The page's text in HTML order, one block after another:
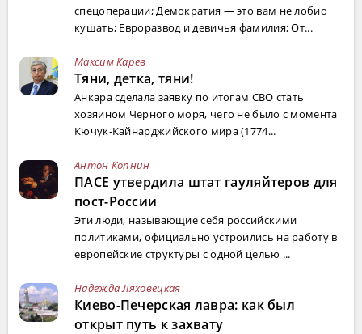
спецоперации; Демократия — это вам не лобио
кушать; Евроразвод и девичья фамилия; От...
Максим Карев
Тяни, детка, тяни!
Анкара сделала заявку по итогам СВО стать
хозяином Черного моря, чего не было с момента
Кючук-Кайнарджийского мира (1774...
Антон Копнин
ПАСЕ утвердила штат гауляйтеров для
пост-России
Эти люди, называющие себя российскими
политиками, официально устроились на работу в
европейские структуры с одной целью ...
Надежда Ляховецкая
Киево-Печерская лавра: как был
открыт путь к захвату